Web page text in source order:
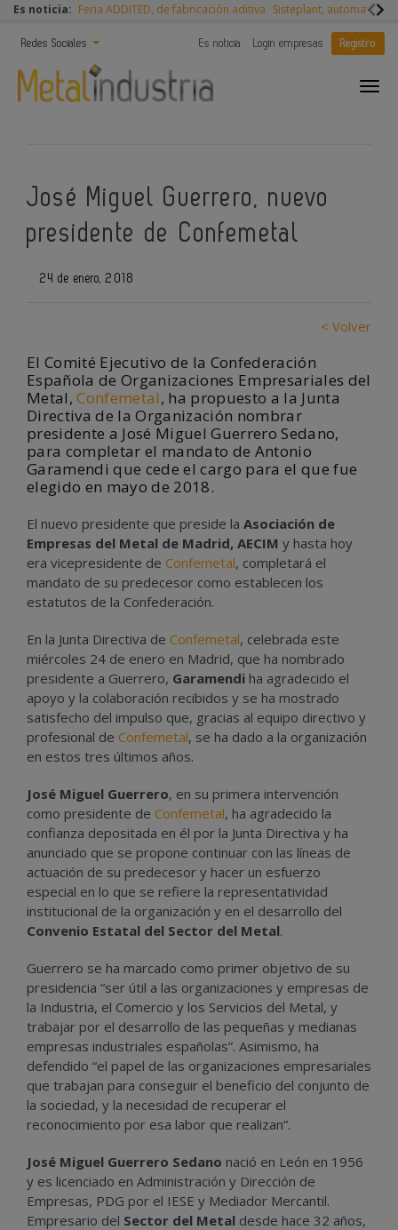
Es noticia: Feria ADDITED, de fabricación aditiva Sisteplant,
Redes Sociales Es noticia Login empresas Registro
José Miguel Guerrero, nuevo
presidente de Confemetal
24 de enero, 2018
< Volver
El Comité Ejecutivo de la Confederación
Española de Organizaciones Empresariales del
Metal,Confemetal, ha propuesto a la Junta
Directiva de la Organización nombrar
presidente a José Miguel Guerrero Sedano,
para completar el mandato de Antonio
Garamendi que cede el cargo para el que fue
elegido en mayo de 2018.
El nuevo presidente que preside la Asociación de
Empresas del Metal de Madrid, AECIM y hasta hoy
era vicepresidente de Confemetal, completará el
mandato de su predecesor como establecen los
estatutos de la Confederación.
En la Junta Directiva de Confemetal, celebrada este
miércoles 24 de enero en Madrid, que ha nombrado
presidente a Guerrero, Garamendi ha agradecido el
apoyo y la colaboración recibidos y se ha mostrado
satisfecho del impulso que, gracias al equipo directivo y
profesional de Confemetal, se ha dado a la organización
en estos tres últimos años.
José Miguel Guerrero, en su primera intervención
como presidente de Confemetal, ha agradecido la
confianza depositada en él por la Junta Directiva y ha
anunciado que se propone continuar con las líneas de
actuación de su predecesor y hacer un esfuerzo
especial en lo que se refiere la representatividad
institucional de la organización y en el desarrollo del
Convenio Estatal del Sector del Metal.
Guerrero se ha marcado como primer objetivo de su
presidencia “ser útil a las organizaciones y empresas de
la Industria, el Comercio y los Servicios del Metal, y
trabajar por el desarrollo de las pequeñas y medianas
empresas industriales españolas”. Asimismo, ha
defendido “el papel de las organizaciones empresariales
que trabajan para conseguir el beneficio del conjunto de
la sociedad, y la necesidad de recuperar el
reconocimiento por esa labor que realizan”.
José Miguel Guerrero Sedano nació en León en 1956
y es licenciado en Administración y Dirección de
Empresas, PDG por el IESE y Mediador Mercantil.
Empresario del Sector del Metal desde hace 32 años,